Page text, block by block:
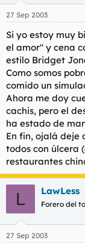
27 Sep 2003
Si yo estoy muy
el amor" y cena
estilo Bridget
Como somos
comido un
Ahora me doy
cachis, pero el
ha estado de
En fin, ojalá deje
todos con úlcera
restaurantes
L LawLess
Forero del
27 Sep 2003